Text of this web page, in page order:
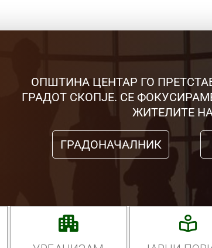
ОПШТИНА ЦЕНТАР ГО
ГРАДОТ СКОПЈЕ. СЕ
ЖИТЕЛИТЕ
ГРАДОНАЧАЛНИК